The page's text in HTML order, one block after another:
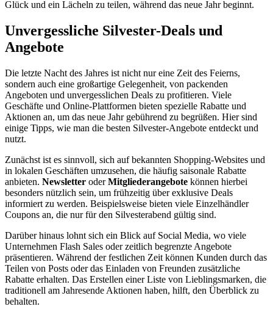
Glück und ein Lächeln zu teilen, während das neue Jahr beginnt.
Unvergessliche Silvester-Deals und
Angebote
Die letzte Nacht des Jahres ist nicht nur eine Zeit des Feierns,
sondern auch eine großartige Gelegenheit, von packenden
Angeboten und unvergesslichen Deals zu profitieren. Viele
Geschäfte und Online-Plattformen bieten spezielle Rabatte und
Aktionen an, um das neue Jahr gebührend zu begrüßen. Hier sind
einige Tipps, wie man die besten Silvester-Angebote entdeckt und
nutzt.
Zunächst ist es sinnvoll, sich auf bekannten Shopping-Websites und
in lokalen Geschäften umzusehen, die häufig saisonale Rabatte
anbieten. Newsletter oderMitgliederangebote können hierbei
besonders nützlich sein, um frühzeitig über exklusive Deals
informiert zu werden. Beispielsweise bieten viele Einzelhändler
Coupons an, die nur für den Silvesterabend gültig sind.
Darüber hinaus lohnt sich ein Blick auf Social Media, wo viele
Unternehmen Flash Sales oder zeitlich begrenzte Angebote
präsentieren. Während der festlichen Zeit können Kunden durch das
Teilen von Posts oder das Einladen von Freunden zusätzliche
Rabatte erhalten. Das Erstellen einer Liste von Lieblingsmarken, die
traditionell am Jahresende Aktionen haben, hilft, den Überblick zu
behalten.